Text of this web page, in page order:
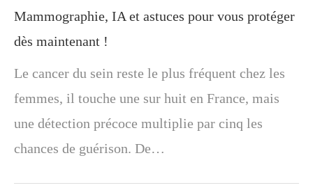
Mammographie, IA et astuces pour vous protéger
dès maintenant !
Le cancer du sein reste le plus fréquent chez les
femmes, il touche une sur huit en France, mais
une détection précoce multiplie par cinq les
chances de guérison. De…